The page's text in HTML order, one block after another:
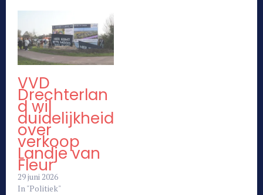
VVD
Drechterlan
d wil
duidelijkheid
over
verkoop
Landje van
Fleur
29 juni 2026
In "Politiek"